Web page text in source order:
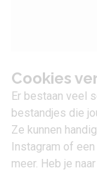
Cookies
Er bestaan veel
bestandjes die
Ze kunnen
Instagram of
meer. Heb je